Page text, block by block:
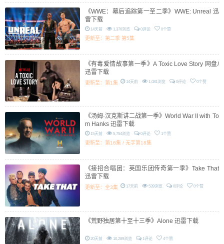
《WWE：幕后追踪第一至二季》WWE: Unreal 迅
雷下载
14天前 1,376浏览 0评论 0个赞
更新至：第二季 第5集
《有毒爱情故事第一季》A Toxic Love Story 网盘/
迅雷下载
14天前 1,081浏览 0评论 0个赞
更新至：第1集
《汤姆·汉克斯讲二战第一季》World War II with To
m Hanks 迅雷下载
15天前 5,754浏览 0评论 1个赞
更新至：第16集 / 无字第18集
《接招合唱团：英国乐团传奇第一季》Take That
迅雷下载
17天前 539浏览 0评论 0个赞
更新至：全3集
《荒野独居第十至十三季》Alone 迅雷下载
20天前 10,289浏览 1评论 4个赞